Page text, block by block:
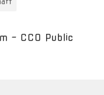
- CC0 Public